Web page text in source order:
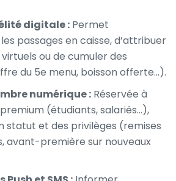
digitale : Permet
passages en caisse, d’attribuer
ou de cumuler des
du 5e menu, boisson offerte…).
numérique : Réservée à
(étudiants, salariés…),
statut et des privilèges (remises
avant-première sur nouveaux